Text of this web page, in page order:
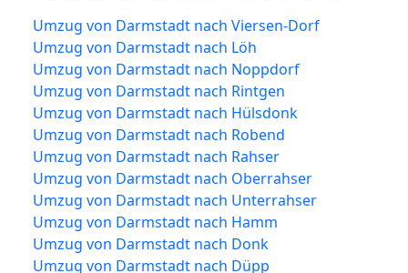
Umzug von Darmstadt nach Viersen-Dorf
Umzug von Darmstadt nach Löh
Umzug von Darmstadt nach Noppdorf
Umzug von Darmstadt nach Rintgen
Umzug von Darmstadt nach Hülsdonk
Umzug von Darmstadt nach Robend
Umzug von Darmstadt nach Rahser
Umzug von Darmstadt nach Oberrahser
Umzug von Darmstadt nach Unterrahser
Umzug von Darmstadt nach Hamm
Umzug von Darmstadt nach Donk
Umzug von Darmstadt nach Düpp